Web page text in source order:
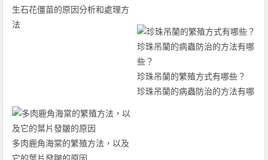
生石花僵苗的原因分析和處理方
法
珍珠吊蘭的繁殖方式有哪些？
珍珠吊蘭的病蟲防治的方法有哪
多肉鹿角海棠的繁殖方法，以及